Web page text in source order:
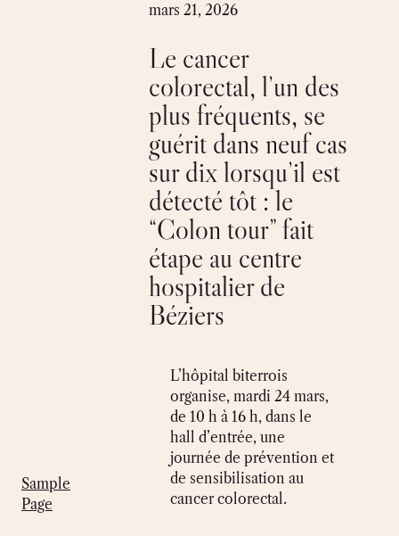
Sample
Page
mars 21, 2026
Le cancer
colorectal, l’un des
plus fréquents, se
guérit dans neuf cas
sur dix lorsqu’il est
détecté tôt : le
“Colon tour” fait
étape au centre
hospitalier de
Béziers
L’hôpital biterrois
organise, mardi 24 mars,
de 10 h à 16 h, dans le
hall d’entrée, une
journée de prévention et
de sensibilisation au
cancer colorectal.